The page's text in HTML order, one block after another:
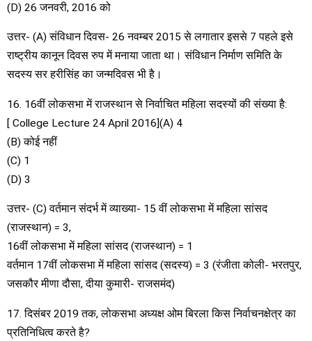
(D) 26 जनवरी, 2016 को
उत्तर- (A) संविधान दिवस- 26 नवम्बर 2015 से लगातार इससे 7 पहले इसे
राष्ट्रीय कानून दिवस रुप में मनाया जाता था। संविधान निर्माण समिति के
सदस्य सर हरीसिंह का जन्मदिवस भी है।
16. 16वीं लोकसभा में राजस्थान से निर्वाचित महिला सदस्यों की संख्या है:
[ College Lecture 24 April 2016](A) 4
(B) कोई नहीं
(C) 1
(D) 3
उत्तर- (C) वर्तमान संदर्भ में व्याख्या- 15 वीं लोकसभा में महिला सांसद
(राजस्थान) = 3,
16वीं लोकसभा में महिला सांसद (राजस्थान) = 1
वर्तमान 17वीं लोकसभा में महिला सांसद (सदस्य) = 3 (रंजीता कोली- भरतपुर,
जसकौर मीणा दौसा, दीया कुमारी- राजसमंद)
17. दिसंबर 2019 तक, लोकसभा अध्यक्ष ओम बिरला किस निर्वाचनक्षेत्र का
प्रतिनिधित्व करते है?